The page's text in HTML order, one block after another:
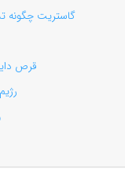
گاستریت
قرص